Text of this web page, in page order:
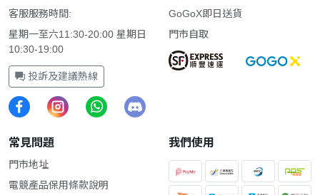
客服服務時間:
星期一至六11:30-20:00 星期日
10:30-19:00
投訴及建議熱線
GoGoX即日送貨
門市自取
常見問題
門市地址
電競產品保用條款說明
我們使用